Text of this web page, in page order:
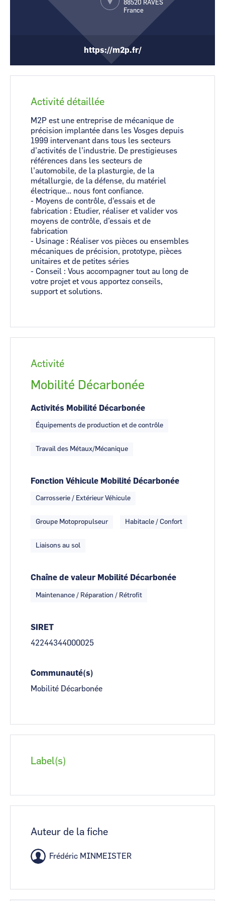
CCI Business
Occitanie
88520 RAVES
France
https://m2p.fr/
Activité détaillée
M2P est une entreprise de mécanique de
précision implantée dans les Vosges depuis
1999 intervenant dans tous les secteurs
d’activités de l’industrie. De prestigieuses
références dans les secteurs de
l’automobile, de la plasturgie, de la
métallurgie, de la défense, du matériel
électrique… nous font confiance.
- Moyens de contrôle, d'essais et de
fabrication : Etudier, réaliser et valider vos
moyens de contrôle, d’essais et de
fabrication
- Usinage : Réaliser vos pièces ou ensembles
mécaniques de précision, prototype, pièces
unitaires et de petites séries
- Conseil : Vous accompagner tout au long de
votre projet et vous apportez conseils,
support et solutions.
Activité
Mobilité Décarbonée
Activités Mobilité Décarbonée
Équipements de production et de contrôle
Travail des Métaux/Mécanique
Fonction Véhicule Mobilité Décarbonée
Carrosserie / Extérieur Véhicule
Groupe Motopropulseur Habitacle / Confort
Liaisons au sol
Chaîne de valeur Mobilité Décarbonée
Maintenance / Réparation / Rétrofit
SIRET
42244344000025
Communauté(s)
Mobilité Décarbonée
Label(s)
Auteur de la fiche
Frédéric MINMEISTER